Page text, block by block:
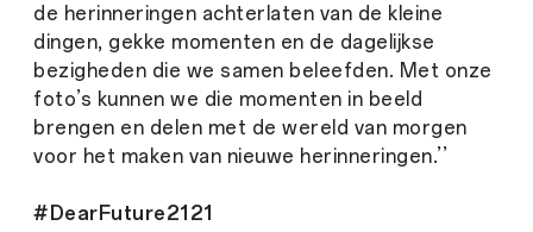
de herinneringen achterlaten van de kleine
dingen, gekke momenten en de dagelijkse
bezigheden die we samen beleefden. Met onze
foto’s kunnen we die momenten in beeld
brengen en delen met de wereld van morgen
voor het maken van nieuwe herinneringen.’’
#DearFuture2121